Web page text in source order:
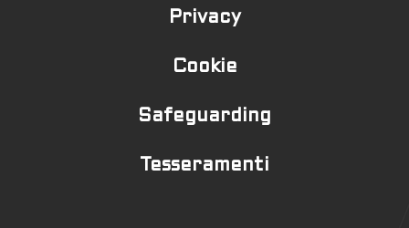
Privacy
Cookie
Safeguarding
Tesseramenti